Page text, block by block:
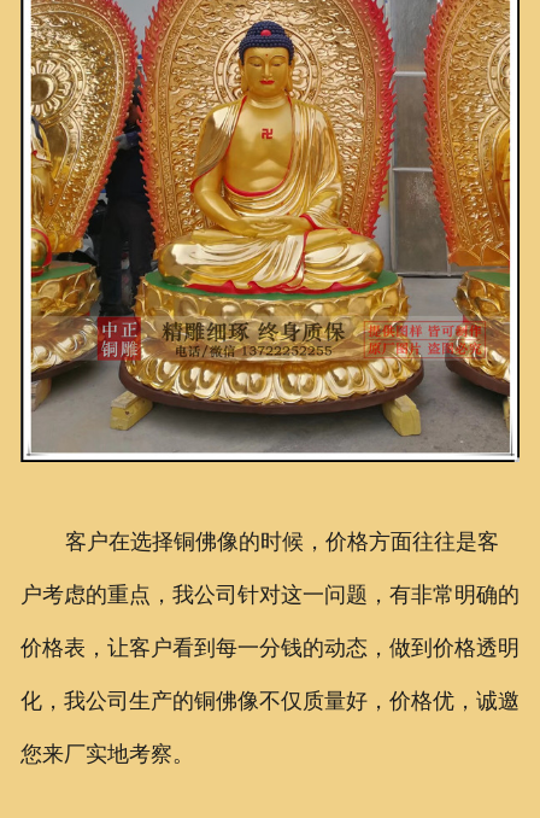
客户在选择铜佛像的时候，价格方面往往是客
户考虑的重点，我公司针对这一问题，有非常明确的
价格表，让客户看到每一分钱的动态，做到价格透明
化，我公司生产的铜佛像不仅质量好，价格优，诚邀
您来厂实地考察。